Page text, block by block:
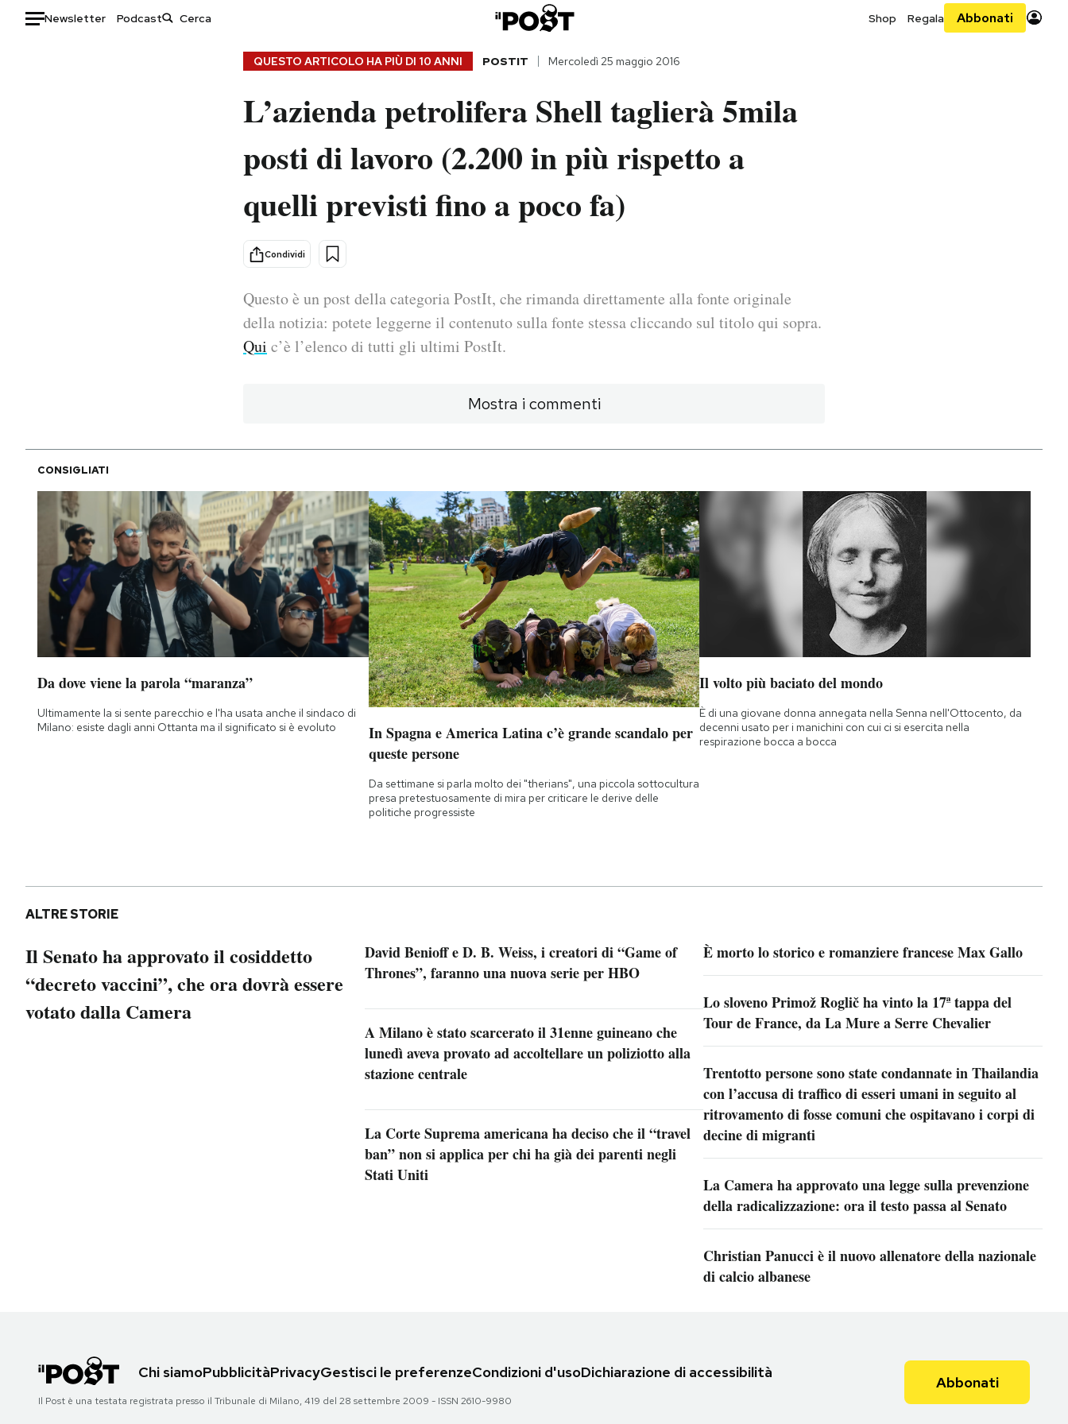
Newsletter Podcast Shop Regala Abbonati
Consumismi
Storie/Idee
Ok Boomer!
Altrecose
Mondiali calcio 2026
I MIEI PREFERITI
SHOP
CALENDARIO
AREA PERSONALE
Area Personale
Notifiche mobile
QUESTO ARTICOLO HA PIÙ DI 10 ANNI POSTIT Mercoledì 25 maggio 2016
L’azienda petrolifera Shell taglierà 5mila
posti di lavoro (2.200 in più rispetto a
quelli previsti fino a poco fa)
Condividi
Questo è un post della categoria PostIt, che rimanda direttamente alla fonte originale
della notizia: potete leggerne il contenuto sulla fonte stessa cliccando sul titolo qui sopra.
Qui c’è l’elenco di tutti gli ultimi PostIt.
Mostra i commenti
CONSIGLIATI
Da dove viene la parola “maranza”
Ultimamente la si sente parecchio e l'ha usata anche il sindaco di
Milano: esiste dagli anni Ottanta ma il significato si è evoluto
In Spagna e America Latina c’è grande scandalo per
queste persone
Da settimane si parla molto dei "therians", una piccola sottocultura
presa pretestuosamente di mira per criticare le derive delle
politiche progressiste
Il volto più baciato del mondo
È di una giovane donna annegata nella Senna nell'Ottocento, da
decenni usato per i manichini con cui ci si esercita nella
respirazione bocca a bocca
ALTRE STORIE
Il Senato ha approvato il cosiddetto
“decreto vaccini”, che ora dovrà essere
votato dalla Camera
David Benioff e D. B. Weiss, i creatori di “Game of
Thrones”, faranno una nuova serie per HBO
A Milano è stato scarcerato il 31enne guineano che
lunedì aveva provato ad accoltellare un poliziotto alla
stazione centrale
La Corte Suprema americana ha deciso che il “travel
ban” non si applica per chi ha già dei parenti negli
Stati Uniti
È morto lo storico e romanziere francese Max Gallo
Lo sloveno Primož Roglič ha vinto la 17ª tappa del
Tour de France, da La Mure a Serre Chevalier
Trentotto persone sono state condannate in Thailandia
con l’accusa di traffico di esseri umani in seguito al
ritrovamento di fosse comuni che ospitavano i corpi di
decine di migranti
La Camera ha approvato una legge sulla prevenzione
della radicalizzazione: ora il testo passa al Senato
Christian Panucci è il nuovo allenatore della nazionale
di calcio albanese
Chi siamoPubblicitàPrivacyGestisci le preferenzeCondizioni d'usoDichiarazione di accessibilità
Il Post è una testata registrata presso il Tribunale di Milano, 419 del 28 settembre 2009 - ISSN 2610-9980
Abbonati